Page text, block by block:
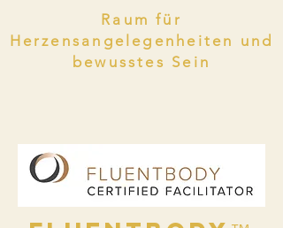
Raum für
Herzensangelegenheiten und
bewusstes Sein